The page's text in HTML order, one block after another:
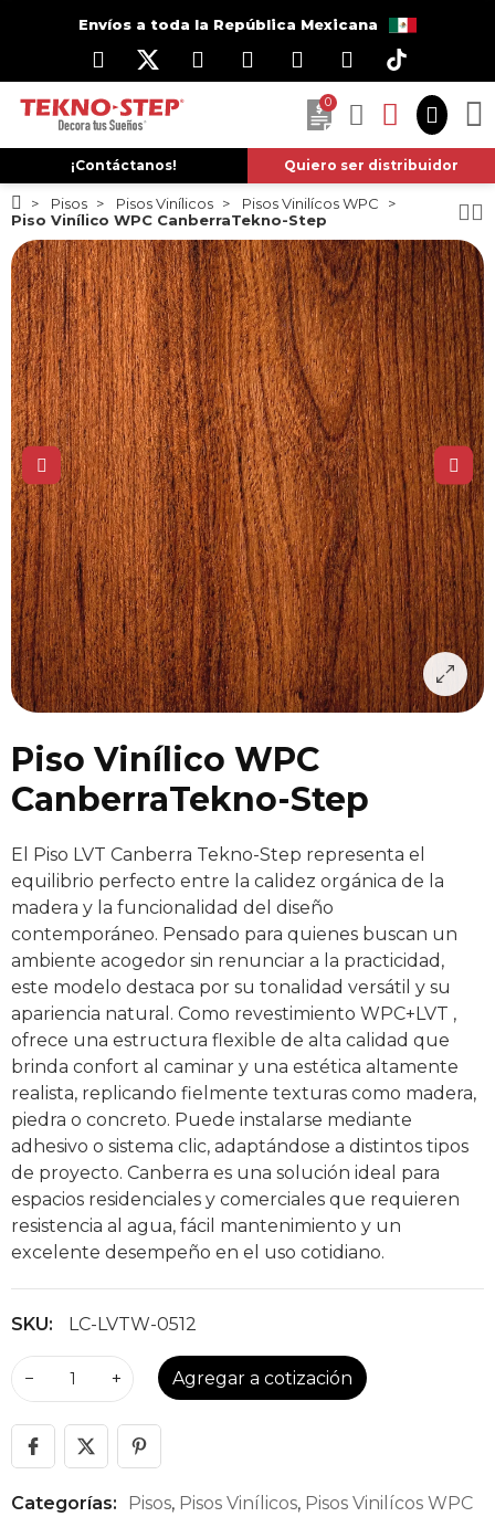
Envíos a toda la República Mexicana
0
¡Contáctanos! Quiero ser distribuidor
Pisos Pisos Vinílicos
Pisos Vinilícos WPC
Piso Vinílico WPC CanberraTekno-Step
Piso Vinílico WPC
CanberraTekno-Step
El Piso LVT Canberra Tekno-Step representa el
equilibrio perfecto entre la calidez orgánica de la
madera y la funcionalidad del diseño
contemporáneo. Pensado para quienes buscan un
ambiente acogedor sin renunciar a la practicidad,
este modelo destaca por su tonalidad versátil y su
apariencia natural. Como revestimiento WPC+LVT ,
ofrece una estructura flexible de alta calidad que
brinda confort al caminar y una estética altamente
realista, replicando fielmente texturas como madera,
piedra o concreto. Puede instalarse mediante
adhesivo o sistema clic, adaptándose a distintos tipos
de proyecto. Canberra es una solución ideal para
espacios residenciales y comerciales que requieren
resistencia al agua, fácil mantenimiento y un
excelente desempeño en el uso cotidiano.
SKU: LC-LVTW-0512
− + Agregar a cotización
Categorías: Pisos, Pisos Vinílicos, Pisos Vinilícos WPC